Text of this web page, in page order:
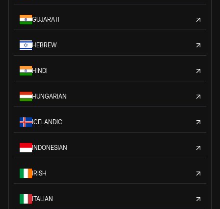
GUJARATI
HEBREW
HINDI
HUNGARIAN
ICELANDIC
INDONESIAN
IRISH
ITALIAN